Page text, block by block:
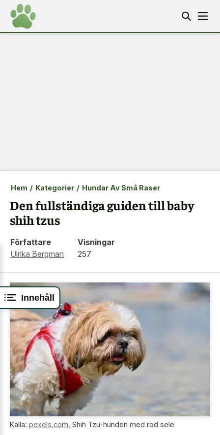
Innehåll
Hem / Kategorier / Hundar Av Små Raser
Den fullständiga guiden till baby
shih tzus
Författare
Ulrika Bergman
Visningar
257
Källa: pexels.com Shih Tzu-hunden med röd sele